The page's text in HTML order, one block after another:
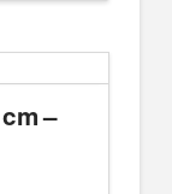
–